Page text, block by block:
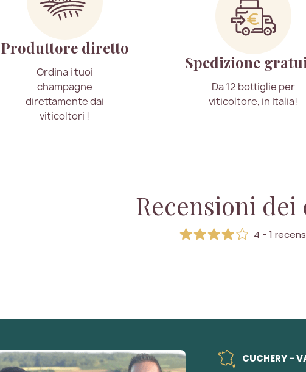
Produttore diretto
Ordina i tuoi
champagne
direttamente dai
viticoltori !
Spedizione
Da 12 bottiglie per
viticoltore, in Italia!
Recensioni
4 - 1
CUCHERY -